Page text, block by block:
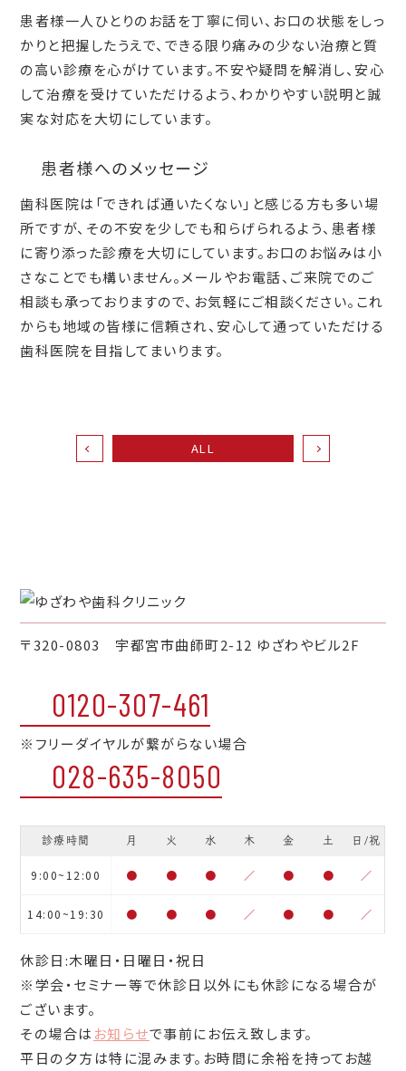
患者様一人ひとりのお話を丁寧に伺い、お口の状態をしっ
かりと把握したうえで、できる限り痛みの少ない治療と質
の高い診療を心がけています。不安や疑問を解消し、安心
して治療を受けていただけるよう、わかりやすい説明と誠
実な対応を大切にしています。
患者様へのメッセージ
歯科医院は「できれば通いたくない」と感じる方も多い場
所ですが、その不安を少しでも和らげられるよう、患者様
に寄り添った診療を大切にしています。お口のお悩みは小
さなことでも構いません。メールやお電話、ご来院でのご
相談も承っておりますので、お気軽にご相談ください。これ
からも地域の皆様に信頼され、安心して通っていただける
歯科医院を目指してまいります。
ALL
〒320-0803 宇都宮市曲師町2-12 ゆざわやビル2F
0120-307-461
※フリーダイヤルが繋がらない場合
028-635-8050
診療時間 月 火 水 木 金 土 日/祝
9:00~12:00 ● ● ● ／ ● ● ／
14:00~19:30 ● ● ● ／ ● ● ／
休診日:木曜日・日曜日・祝日
※学会・セミナー等で休診日以外にも休診になる場合が
ございます。
その場合は お知らせで事前にお伝え致します。
平日の夕方は特に混みます。お時間に余裕を持ってお越